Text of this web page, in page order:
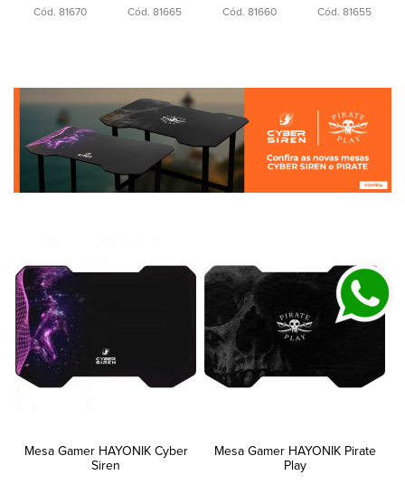
Cód. 81670 Cód. 81665 Cód. 81660 Cód. 81655
Mesa Gamer HAYONIK Cyber
Siren
Mesa Gamer HAYONIK Pirate
Play